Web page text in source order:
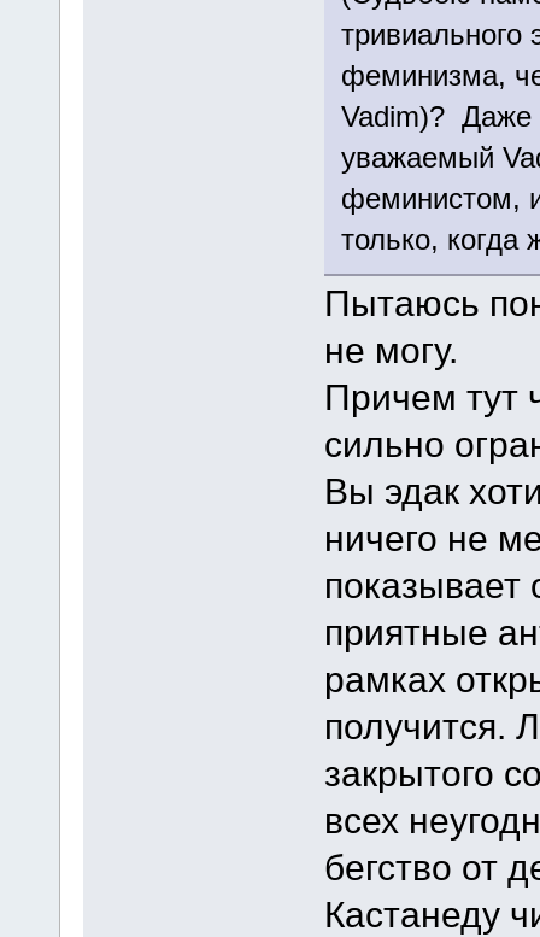
тривиального
феминизма,
Vadim)? Даже
уважаемый
феминистом,
только, когда
Пытаюсь
не могу.
Причем тут
сильно
Вы эдак
ничего не
показывает
приятные
рамках
получится.
закрытого
всех
бегство от
Кастанеду